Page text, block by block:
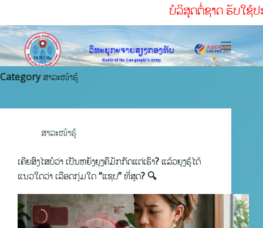
ບໍລິສຸດຕໍ່ຊາດ ຮັບໃຊ້ປະຊາຊົນຢ່າງສຸດໃຈ ເສີມ
Categoryສາລະໜ້າຮູ້
ສາລະໜ້າຮູ້
ເຄີຍສົງໄສບໍວ່າ ເປັນຫຍັງຍຸງຄືມັກກັດແຕ່ເຮົາ? ແລ້ວຍຸງຮູ້ໄດ້
ແນວໃດວ່າ ເລືອດກຸ່ມໃດ “ແຊບ” ທີ່ສຸດ? 🔍